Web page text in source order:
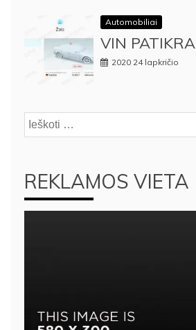
Automobiliai
VIN PATIKRA
2020 24 lapkričio
Ieškoti:
REKLAMOS VIETA